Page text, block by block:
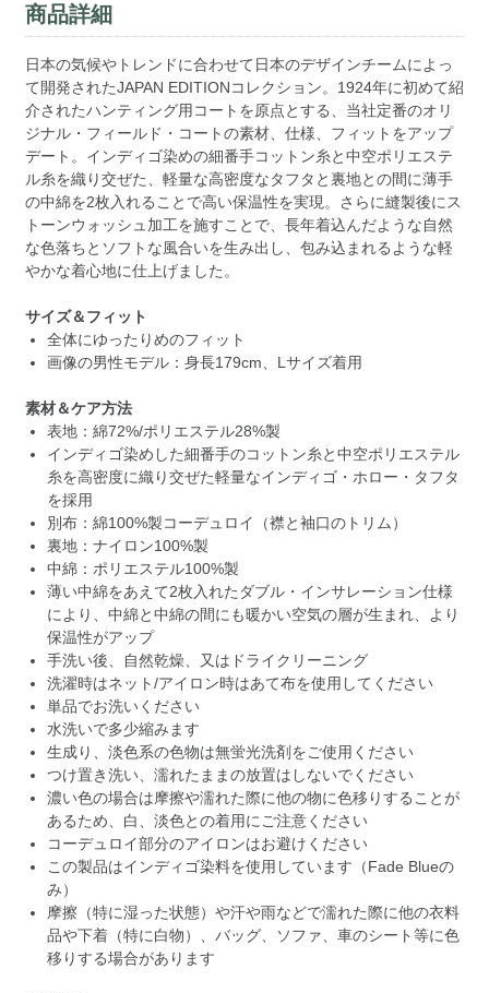
商品詳細
日本の気候やトレンドに合わせて日本のデザインチームによっ
て開発されたJAPAN EDITIONコレクション。1924年に初めて紹
介されたハンティング用コートを原点とする、当社定番のオリ
ジナル・フィールド・コートの素材、仕様、フィットをアップ
デート。インディゴ染めの細番手コットン糸と中空ポリエステ
ル糸を織り交ぜた、軽量な高密度なタフタと裏地との間に薄手
の中綿を2枚入れることで高い保温性を実現。さらに縫製後にス
トーンウォッシュ加工を施すことで、長年着込んだような自然
な色落ちとソフトな風合いを生み出し、包み込まれるような軽
やかな着心地に仕上げました。
サイズ＆フィット
全体にゆったりめのフィット
画像の男性モデル：身長179cm、Lサイズ着用
素材＆ケア方法
表地：綿72%/ポリエステル28%製
インディゴ染めした細番手のコットン糸と中空ポリエステル
糸を高密度に織り交ぜた軽量なインディゴ・ホロー・タフタ
を採用
別布：綿100%製コーデュロイ（襟と袖口のトリム）
裏地：ナイロン100%製
中綿：ポリエステル100%製
薄い中綿をあえて2枚入れたダブル・インサレーション仕様
により、中綿と中綿の間にも暖かい空気の層が生まれ、より
保温性がアップ
手洗い後、自然乾燥、又はドライクリーニング
洗濯時はネット/アイロン時はあて布を使用してください
単品でお洗いください
水洗いで多少縮みます
生成り、淡色系の色物は無蛍光洗剤をご使用ください
つけ置き洗い、濡れたままの放置はしないでください
濃い色の場合は摩擦や濡れた際に他の物に色移りすることが
あるため、白、淡色との着用にご注意ください
コーデュロイ部分のアイロンはお避けください
この製品はインディゴ染料を使用しています（Fade Blueの
み）
摩擦（特に湿った状態）や汗や雨などで濡れた際に他の衣料
品や下着（特に白物）、バッグ、ソファ、車のシート等に色
移りする場合があります